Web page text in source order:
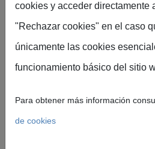
MANITOU
cookies y acceder directamente
"Rechazar cookies" en el caso
únicamente las cookies
funcionamiento básico del sitio
Para obtener más información
de cookies